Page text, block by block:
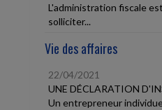
L'administration fiscale
solliciter...
Vie des affaires
22/04/2021
UNE DÉCLARATION
Un entrepreneur